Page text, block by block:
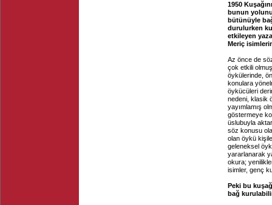
1950
bunun
bütünüyle
durulurken
etkileyen
Meriç
Az önce de
çok etkili
öykülerinde,
konulara
öykücüleri
nedeni, klasik
yayımlamış
göstermeye
üslubuyla
söz konusu
olan öykü
geleneksel
yararlanarak
okura;
isimler, genç
Peki bu
bağ